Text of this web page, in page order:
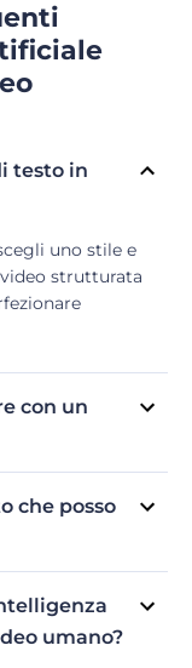
testo in
uno stile e
strutturata
con un
promozioni sui
e video di
che posso
caratteri per
è sufficiente
umano?